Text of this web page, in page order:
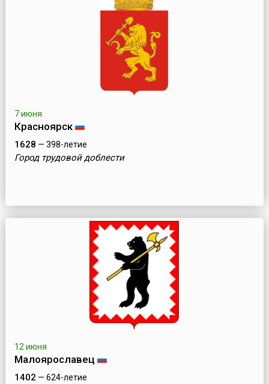
7 июня
Красноярск
1628 — 398-летие
Город трудовой доблести
12 июня
Малоярославец
1402 — 624-летие